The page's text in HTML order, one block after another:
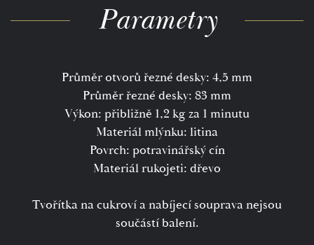
Parametry
Průměr otvorů řezné desky: 4,5 mm
Průměr řezné desky: 83 mm
Výkon: přibližně 1,2 kg za 1 minutu
Materiál mlýnku: litina
Povrch: potravinářský cín
Materiál rukojeti: dřevo
Tvořítka na cukroví a nabíjecí souprava nejsou
součástí balení.